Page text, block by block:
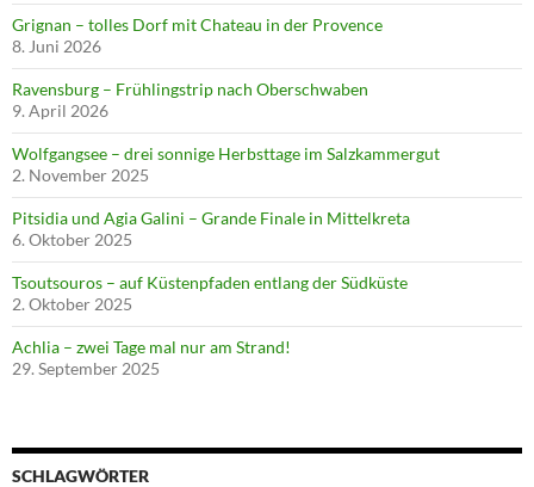
Grignan – tolles Dorf mit Chateau in der Provence
8. Juni 2026
Ravensburg – Frühlingstrip nach Oberschwaben
9. April 2026
Wolfgangsee – drei sonnige Herbsttage im Salzkammergut
2. November 2025
Pitsidia und Agia Galini – Grande Finale in Mittelkreta
6. Oktober 2025
Tsoutsouros – auf Küstenpfaden entlang der Südküste
2. Oktober 2025
Achlia – zwei Tage mal nur am Strand!
29. September 2025
SCHLAGWÖRTER